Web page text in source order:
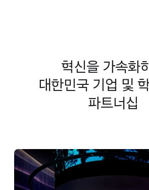
혁신을 가속화
대한민국 기업 및
파트너십